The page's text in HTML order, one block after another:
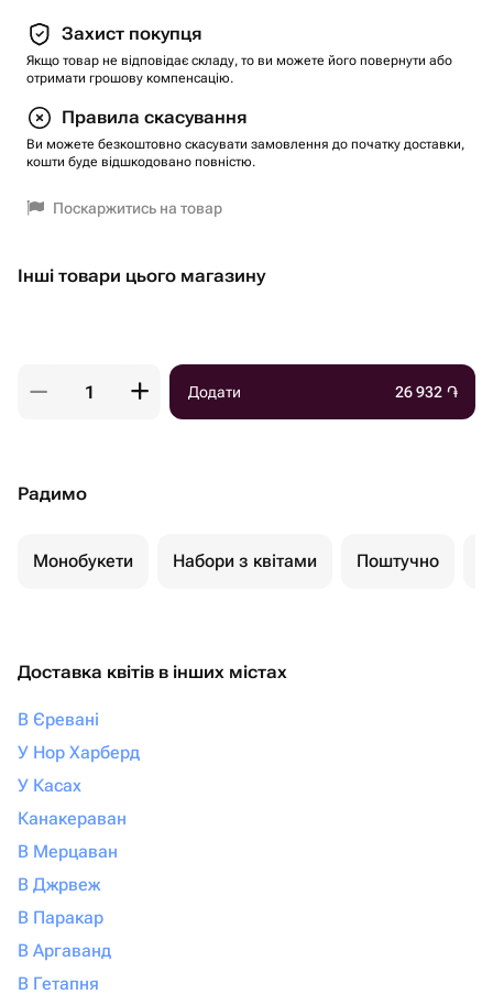
Захист покупця
Якщо товар не відповідає складу, то ви можете його повернути або
отримати грошову компенсацію.
Правила скасування
Ви можете безкоштовно скасувати замовлення до початку доставки,
кошти буде відшкодовано повністю.
Поскаржитись на товар
Інші товари цього магазину
Додати 26 932 ֏
Радимо
Монобукети Набори з квітами Поштучно
Доставка квітів в інших містах
В Єревані
У Нор Харберд
У Касах
Канакераван
В Мерцаван
В Джрвеж
В Паракар
В Аргаванд
В Гетапня